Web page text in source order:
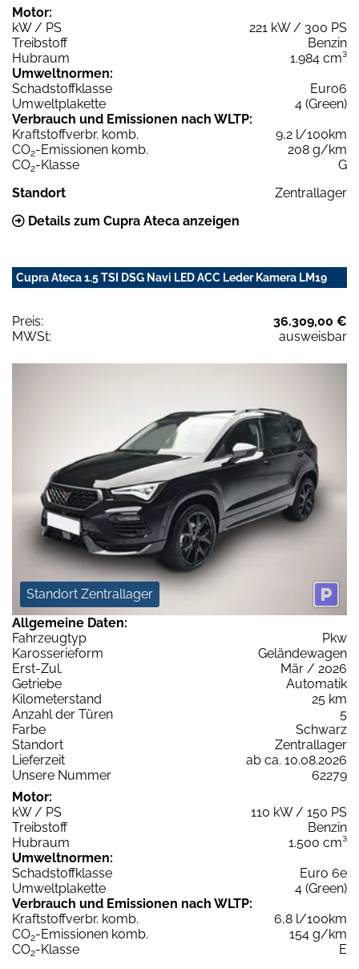
Motor:
kW / PS
221 kW / 300 PS
Treibstoff
Benzin
Hubraum
1.984 cm³
Umweltnormen:
Schadstoffklasse
Euro6
Umweltplakette
4 (Green)
Verbrauch und Emissionen nach WLTP:
Kraftstoffverbr. komb.
9,2 l/100km
CO2-Emissionen komb.
208 g/km
CO2-Klasse
G
Standort
Zentrallager
Details zum Cupra Ateca anzeigen
Cupra Ateca 1.5 TSI DSG Navi LED ACC Leder Kamera LM19
Preis:
36.309,00 €
MWSt:
ausweisbar
Standort Zentrallager
Allgemeine Daten:
Fahrzeugtyp
Pkw
Karosserieform
Geländewagen
Erst-Zul.
Mär / 2026
Getriebe
Automatik
Kilometerstand
25 km
Anzahl der Türen
5
Farbe
Schwarz
Standort
Zentrallager
Lieferzeit
ab ca. 10.08.2026
Unsere Nummer
62279
Motor:
kW / PS
110 kW / 150 PS
Treibstoff
Benzin
Hubraum
1.500 cm³
Umweltnormen:
Schadstoffklasse
Euro 6e
Umweltplakette
4 (Green)
Verbrauch und Emissionen nach WLTP:
Kraftstoffverbr. komb.
6,8 l/100km
CO2-Emissionen komb.
154 g/km
CO2-Klasse E